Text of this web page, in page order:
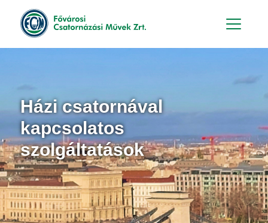
Házi csatornával
kapcsolatos
szolgáltatások